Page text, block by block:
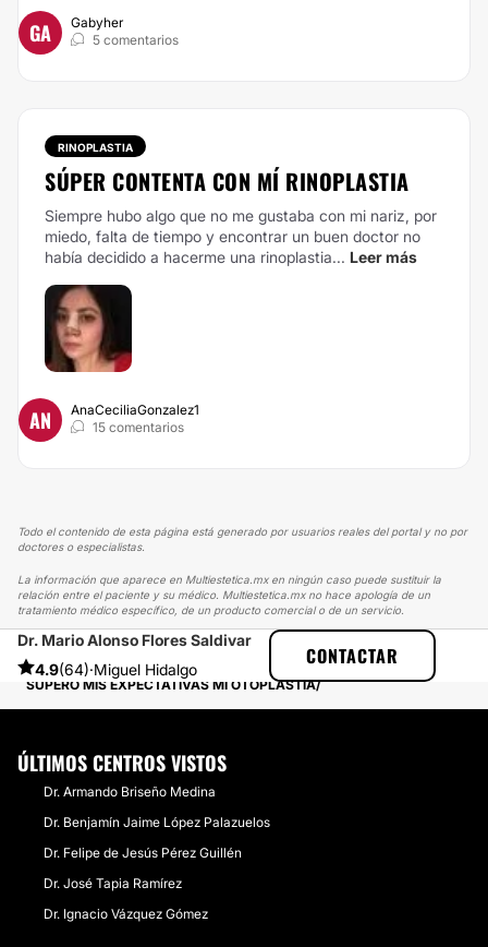
GA
Gabyher
5 comentarios
RINOPLASTIA
SÚPER CONTENTA CON MÍ RINOPLASTIA
Siempre hubo algo que no me gustaba con mi nariz, por
miedo, falta de tiempo y encontrar un buen doctor no
había decidido a hacerme una rinoplastia... Leer más
AN
AnaCeciliaGonzalez1
15 comentarios
Todo el contenido de esta página está generado por usuarios reales del portal y no por
doctores o especialistas.
La información que aparece en Multiestetica.mx en ningún caso puede sustituir la
relación entre el paciente y su médico. Multiestetica.mx no hace apología de un
tratamiento médico específico, de un producto comercial o de un servicio.
Dr. Mario Alonso Flores Saldivar
4.9(64)·Miguel Hidalgo
CONTACTAR
MULTIESTETICA
EXPERIENCIAS
EXPERIENCIAS SOBRE OTOPLASTIA
SUPERÓ MIS EXPECTATIVAS MI OTOPLASTIA
ÚLTIMOS CENTROS VISTOS
Dr. Armando Briseño Medina
Dr. Benjamín Jaime López Palazuelos
Dr. Felipe de Jesús Pérez Guillén
Dr. José Tapia Ramírez
Dr. Ignacio Vázquez Gómez